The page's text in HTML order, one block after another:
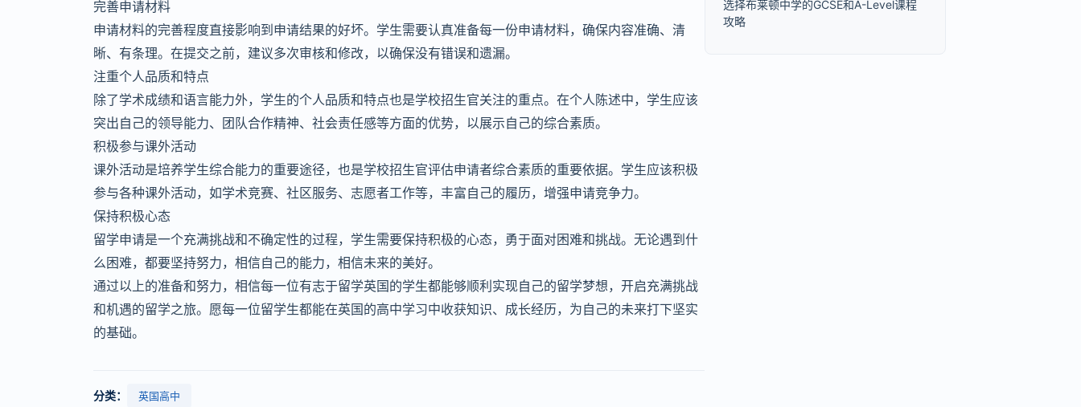
完善申请材料
申请材料的完善程度直接影响到申请结果的好坏。学生需要认真准备每一份申请材料，确保内容准确、清
晰、有条理。在提交之前，建议多次审核和修改，以确保没有错误和遗漏。
注重个人品质和特点
除了学术成绩和语言能力外，学生的个人品质和特点也是学校招生官关注的重点。在个人陈述中，学生应该
突出自己的领导能力、团队合作精神、社会责任感等方面的优势，以展示自己的综合素质。
积极参与课外活动
课外活动是培养学生综合能力的重要途径，也是学校招生官评估申请者综合素质的重要依据。学生应该积极
参与各种课外活动，如学术竞赛、社区服务、志愿者工作等，丰富自己的履历，增强申请竞争力。
保持积极心态
留学申请是一个充满挑战和不确定性的过程，学生需要保持积极的心态，勇于面对困难和挑战。无论遇到什
么困难，都要坚持努力，相信自己的能力，相信未来的美好。
通过以上的准备和努力，相信每一位有志于留学英国的学生都能够顺利实现自己的留学梦想，开启充满挑战
和机遇的留学之旅。愿每一位留学生都能在英国的高中学习中收获知识、成长经历，为自己的未来打下坚实
的基础。
分类： 英国高中
选择布莱顿中学的GCSE和A-Level课程
攻略